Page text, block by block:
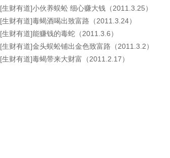
[生财有道]小伙养蜈蚣 细心赚大钱（2011.3.25）
[生财有道]毒蝎酒喝出致富路（2011.3.24）
[生财有道]能赚钱的毒蛇（2011.3.6）
[生财有道]金头蜈蚣铺出金色致富路（2011.3.2）
[生财有道]毒蝎带来大财富（2011.2.17）